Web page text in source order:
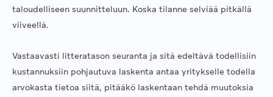
taloudelliseen suunnitteluun. Koska tilanne selviää pitkällä
viiveellä.
Vastaavasti litteratason seuranta ja sitä edeltävä todellisiin
kustannuksiin pohjautuva laskenta antaa yritykselle todella
arvokasta tietoa siitä, pitääkö laskentaan tehdä muutoksia